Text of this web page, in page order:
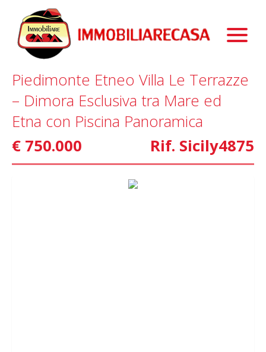
Immobili
Immobili In Vendita
Immobili In Affitto
Immobili Commerciali
Chi Siamo
La Nostra Storia
Staff
Servizi
Mutui
Home Staging
Blog
Piedimonte Etneo Villa Le Terrazze
– Dimora Esclusiva tra Mare ed
Etna con Piscina Panoramica
€ 750.000
Rif. Sicily4875